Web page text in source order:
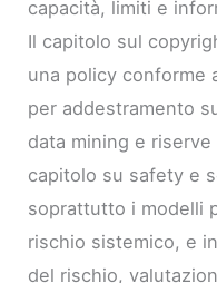
capacità, limiti e
Il capitolo sul
una policy conforme
per addestramento
data mining e
capitolo su safety e
soprattutto i modelli
rischio sistemico, e
del rischio,